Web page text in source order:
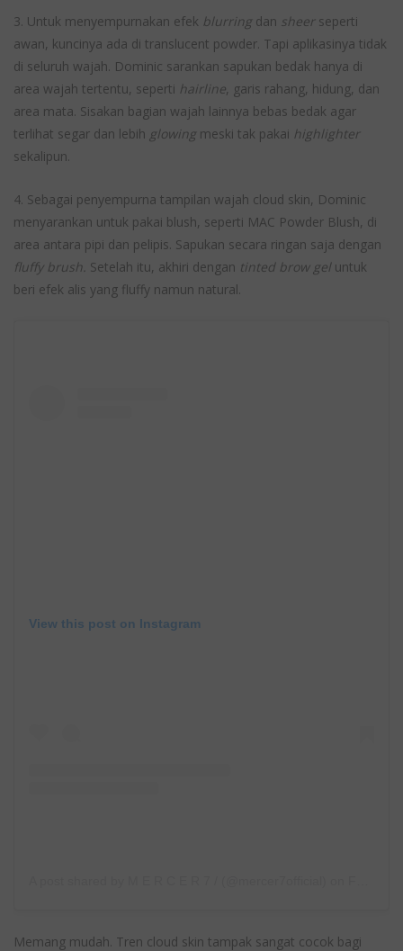
3. Untuk menyempurnakan efek blurring dan sheer seperti
awan, kuncinya ada di translucent powder. Tapi aplikasinya tidak
di seluruh wajah. Dominic sarankan sapukan bedak hanya di
area wajah tertentu, seperti hairline, garis rahang, hidung, dan
area mata. Sisakan bagian wajah lainnya bebas bedak agar
terlihat segar dan lebih glowing meski tak pakai highlighter
sekalipun.
4. Sebagai penyempurna tampilan wajah cloud skin, Dominic
menyarankan untuk pakai blush, seperti MAC Powder Blush, di
area antara pipi dan pelipis. Sapukan secara ringan saja dengan
fluffy brush. Setelah itu, akhiri dengan tinted brow geluntuk
beri efek alis yang fluffy namun natural.
View this post on Instagram
Memang mudah. Tren cloud skin tampak sangat cocok bagi